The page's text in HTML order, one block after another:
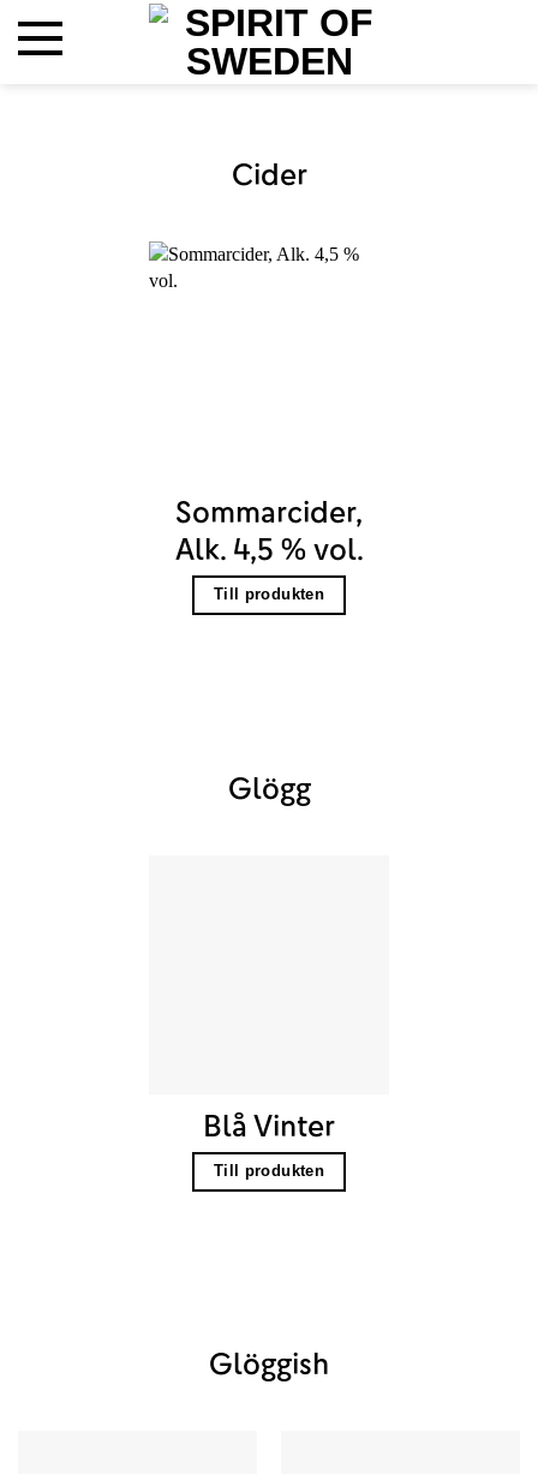
Cider
Sommarcider,
Alk. 4,5 % vol.
Till produkten
Glögg
Blå Vinter
Till produkten
Glöggish